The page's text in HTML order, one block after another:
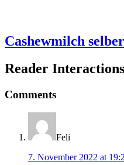
Cashewmilch
Reader Interactions
Comments
Feli
7. November 2022 at